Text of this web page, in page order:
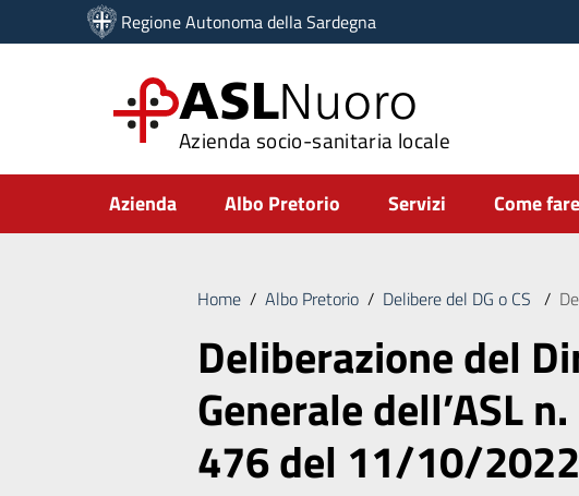
Vai ai contenuti
Vai al menu di navigazione
Regione Autonoma della Sardegna
ASLNuoro
Azienda socio-sanitaria locale
Submenu
Azienda Albo Pretorio Servizi Come
Home / Albo Pretorio / Delibere del DG o CS /
Deliberazione del
Generale dell’ASL
476 del 11/10/2022